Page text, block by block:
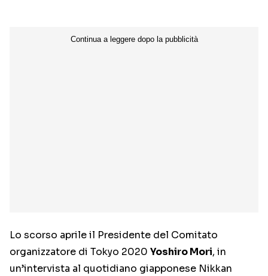
Lo scorso aprile il Presidente del Comitato
organizzatore di Tokyo 2020 Yoshiro Mori, in
un’intervista al quotidiano giapponese Nikkan